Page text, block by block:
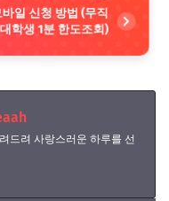
일 신청 방법 (무직
학생 1분 한도조회)
드려 사랑스러운 하루를 선